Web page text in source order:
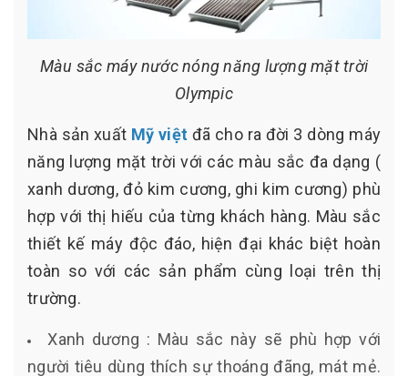
Màu sắc máy nước nóng năng lượng mặt trời
Olympic
Nhà sản xuất Mỹ việt đã cho ra đời 3 dòng máy
năng lượng mặt trời với các màu sắc đa dạng (
xanh dương, đỏ kim cương, ghi kim cương) phù
hợp với thị hiếu của từng khách hàng. Màu sắc
thiết kế máy độc đáo, hiện đại khác biệt hoàn
toàn so với các sản phẩm cùng loại trên thị
trường.
Xanh dương : Màu sắc này sẽ phù hợp với
người tiêu dùng thích sự thoáng đãng, mát mẻ.